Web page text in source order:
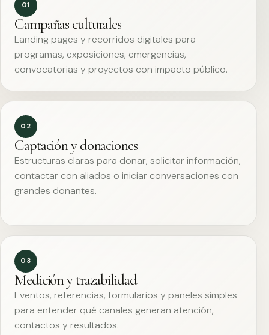
01
Campañas culturales
Landing pages y recorridos digitales para
programas, exposiciones, emergencias,
convocatorias y proyectos con impacto público.
02
Captación y donaciones
Estructuras claras para donar, solicitar información,
contactar con aliados o iniciar conversaciones con
grandes donantes.
03
Medición y trazabilidad
Eventos, referencias, formularios y paneles simples
para entender qué canales generan atención,
contactos y resultados.